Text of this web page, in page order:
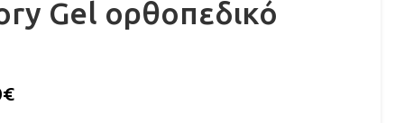
Gel ορθοπεδικό
€